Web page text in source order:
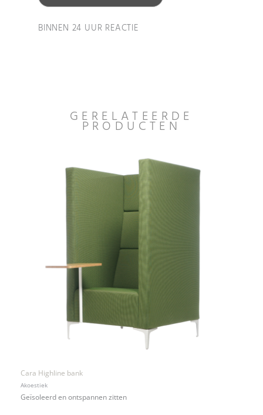
BINNEN 24 UUR REACTIE
GERELATEERDE
PRODUCTEN
Cara Highline bank
Akoestiek
Geïsoleerd en ontspannen zitten